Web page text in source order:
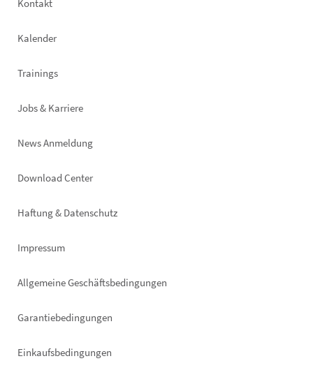
Footer
Kontakt
Kalender
Trainings
Jobs & Karriere
News Anmeldung
Footer
Download Center
Haftung & Datenschutz
Impressum
Allgemeine Geschäftsbedingungen
Garantiebedingungen
Einkaufsbedingungen